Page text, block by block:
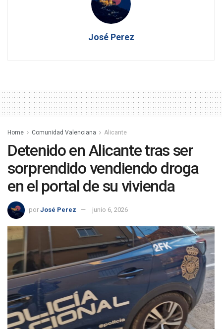
José Perez
Home Comunidad Valenciana Alicante
Detenido en Alicante tras ser
sorprendido vendiendo droga
en el portal de su vivienda
por José Perez junio 6, 2026